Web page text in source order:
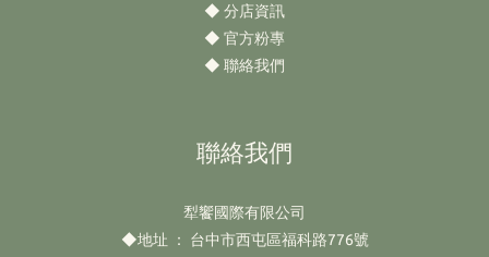
◆ 分店資訊
◆ 官方粉專
◆ 聯絡我們
聯絡我們
犁饗國際有限公司
◆地址 ： 台中市西屯區福科路776號